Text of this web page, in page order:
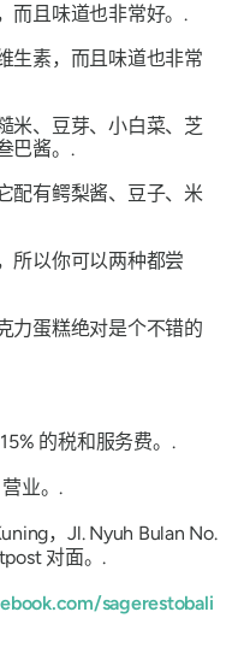
而且味道也非常好。.
生素，而且味道也非常
米、豆芽、小白菜、芝
巴酱。.
配有鳄梨酱、豆子、米
所以你可以两种都尝
力蛋糕绝对是个不错的
的税和服务费。.
业。.
，Jl. Nyuh Bulan No.
对面。.
sagerestobali